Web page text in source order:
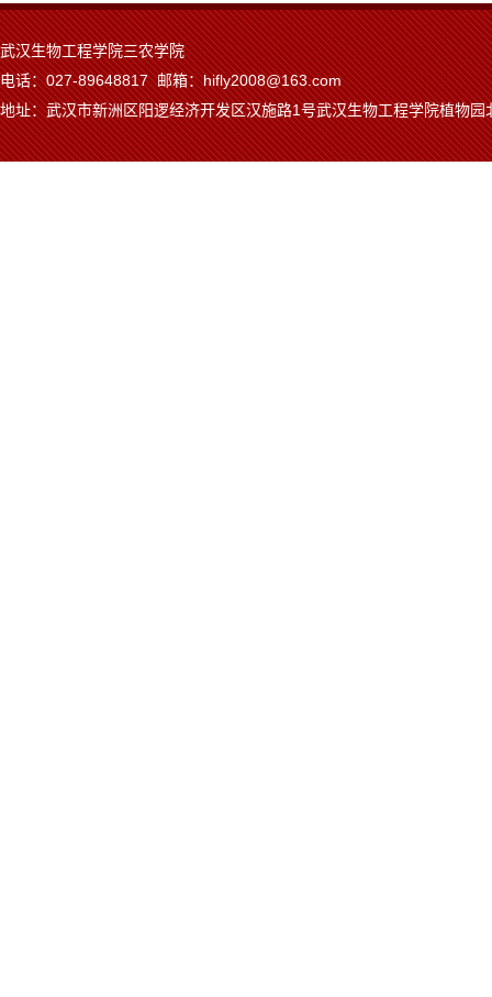
武汉生物工程学院三农学院
电话：027-89648817 邮箱：hifly2008@163.com
地址：武汉市新洲区阳逻经济开发区汉施路1号武汉生物工程学院植物园